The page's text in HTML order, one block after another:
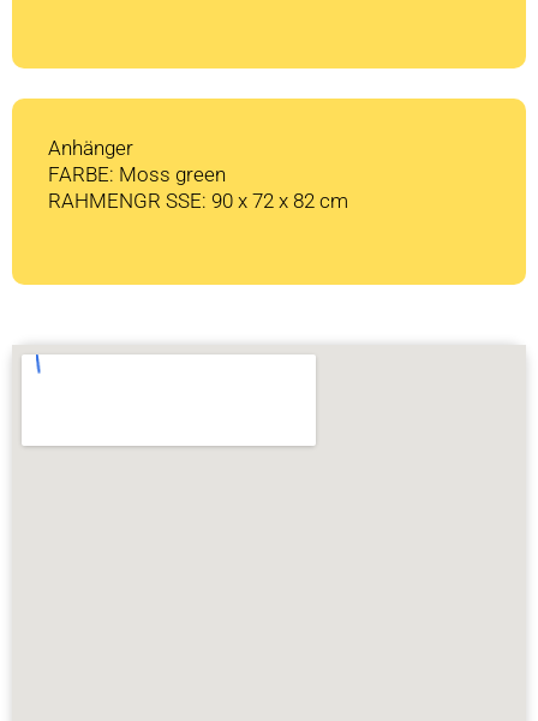
Anhänger
FARBE: Moss green
RAHMENGR SSE: 90 x 72 x 82 cm